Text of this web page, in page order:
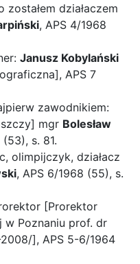
działaczem
, APS 4/1968
Janusz Kobylański
APS 7
zawodnikiem:
mgr Bolesław
s. 81.
olimpijczyk, działacz
, APS 6/1968 (55), s.
[Prorektor
w Poznaniu prof. dr
2008/], APS 5-6/1964